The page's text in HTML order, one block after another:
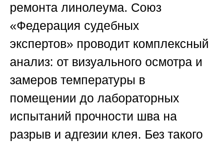
ремонта линолеума. Союз
«Федерация судебных
экспертов» проводит комплексный
анализ: от визуального осмотра и
замеров температуры в
помещении до лабораторных
испытаний прочности шва на
разрыв и адгезии клея. Без такого